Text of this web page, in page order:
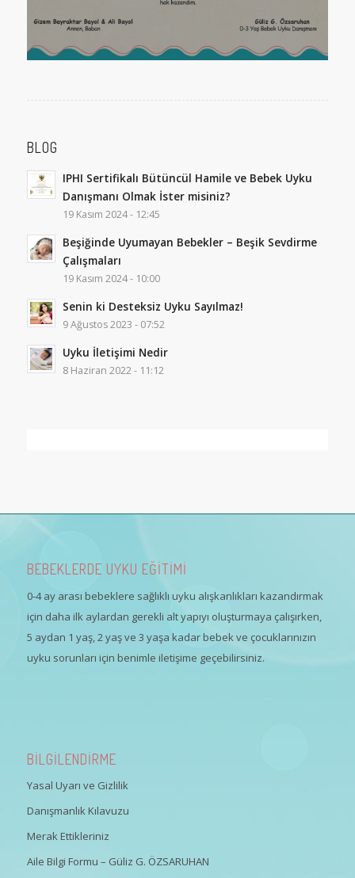
BLOG
IPHI Sertifikalı Bütüncül Hamile ve Bebek Uyku
Danışmanı Olmak İster misiniz?
19 Kasım 2024 - 12:45
Beşiğinde Uyumayan Bebekler – Beşik Sevdirme
Çalışmaları
19 Kasım 2024 - 10:00
Senin ki Desteksiz Uyku Sayılmaz!
9 Ağustos 2023 - 07:52
Uyku İletişimi Nedir
8 Haziran 2022 - 11:12
BEBEKLERDE UYKU EĞİTİMİ
0-4 ay arası bebeklere sağlıklı uyku alışkanlıkları kazandırmak
için daha ilk aylardan gerekli alt yapıyı oluşturmaya çalışırken,
5 aydan 1 yaş, 2 yaş ve 3 yaşa kadar bebek ve çocuklarınızın
uyku sorunları için benimle iletişime geçebilirsiniz.
BİLGİLENDİRME
Yasal Uyarı ve Gizlilik
Danışmanlık Kılavuzu
Merak Ettikleriniz
Aile Bilgi Formu – Güliz G. ÖZSARUHAN